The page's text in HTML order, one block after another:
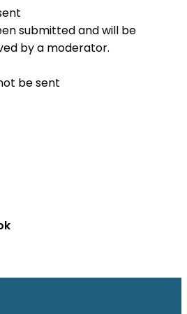
submitted and will be
by a moderator.
be sent